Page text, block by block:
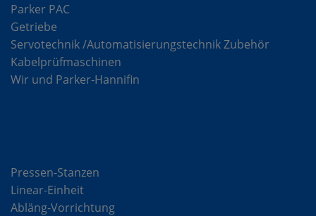
Parker PAC
Getriebe
Servotechnik /Automatisierungstechnik Zubehör
Kabelprüfmaschinen
Wir und Parker-Hannifin
Pressen-Stanzen
Linear-Einheit
Abläng-Vorrichtung